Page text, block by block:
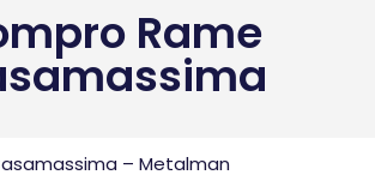
Rame
– Metalman